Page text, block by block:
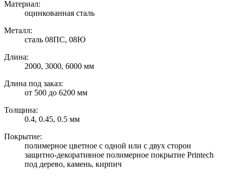
Материал:
оцинкованная сталь
Металл:
сталь 08ПС, 08Ю
Длина:
2000, 3000, 6000 мм
Длина под заказ:
от 500 до 6200 мм
Толщина:
0.4, 0.45, 0.5 мм
Покрытие:
полимерное цветное с одной или с двух сторон
защитно-декоративное полимерное покрытие Printech
под дерево, камень, кирпич